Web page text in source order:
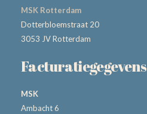
MSK Rotterdam
Dotterbloemstraat 20
3053 JV Rotterdam
Facturatiegegevens
MSK
Ambacht 6